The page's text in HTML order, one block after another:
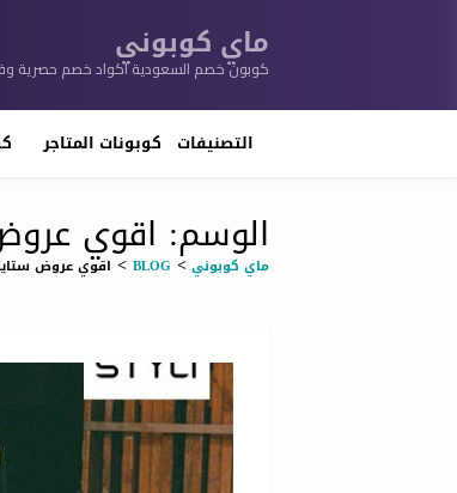
ماي كوبوني
كوبون خصم السعودية اكواد خصم حصرية
تخطي
التصنيفات كوبونات المتاجر
الوسم: اقوي
ماي كوبوني>
BLOG
> اقوي عروض